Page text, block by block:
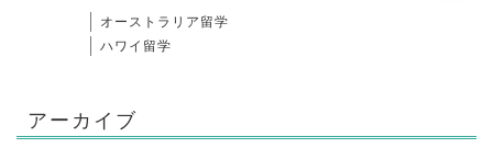
オーストラリア留学
ハワイ留学
アーカイブ